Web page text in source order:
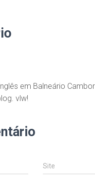
em Balneário
vlw!
Site